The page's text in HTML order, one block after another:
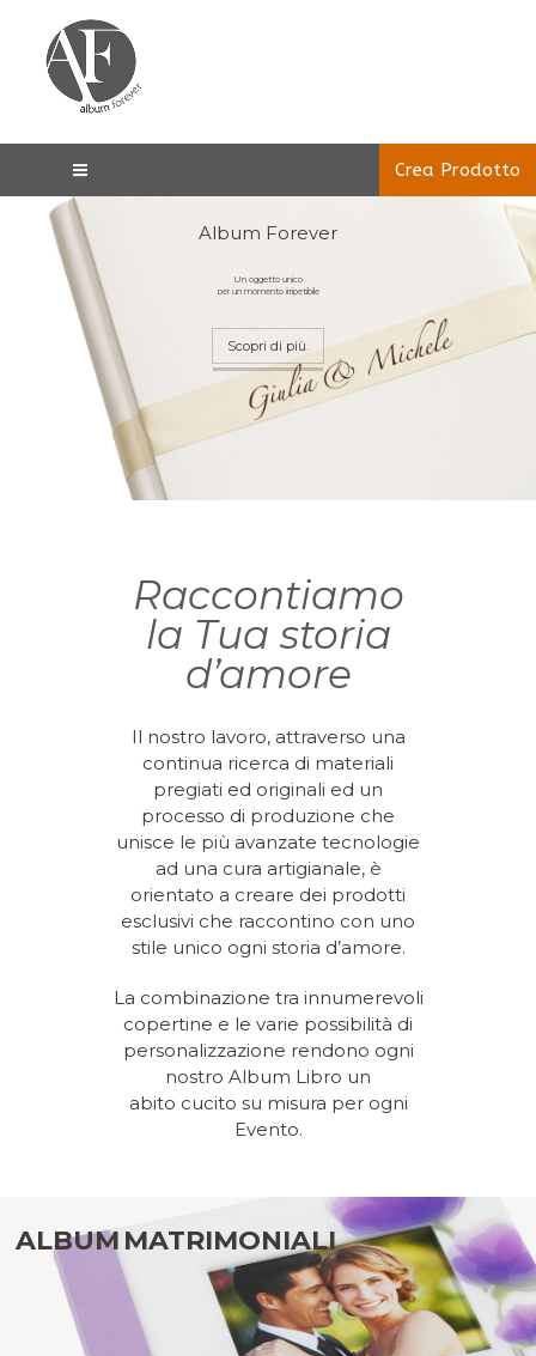
Crea Prodotto
Album Forever
Un oggetto unico
per un momento irripetibile
Scopri di più
Raccontiamo
la Tua storia
d’amore
Il nostro lavoro, attraverso una
continua ricerca di materiali
pregiati ed originali ed un
processo di produzione che
unisce le più avanzate tecnologie
ad una cura artigianale, è
orientato a creare dei prodotti
esclusivi che raccontino con uno
stile unico ogni storia d’amore.
La combinazione tra innumerevoli
copertine e le varie possibilità di
personalizzazione rendono ogni
nostro Album Libro un
abito cucito su misura per ogni
Evento.
ALBUM MATRIMONIALI